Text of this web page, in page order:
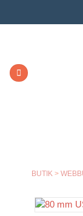
BUTIK >